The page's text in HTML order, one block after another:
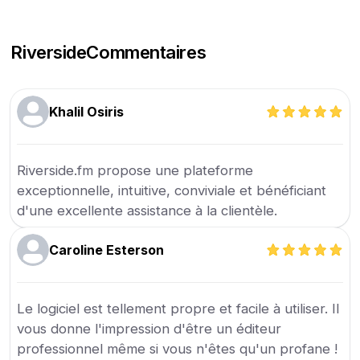
RiversideCommentaires
Khalil Osiris
Riverside.fm propose une plateforme
exceptionnelle, intuitive, conviviale et bénéficiant
d'une excellente assistance à la clientèle.
Caroline Esterson
Le logiciel est tellement propre et facile à utiliser. Il
vous donne l'impression d'être un éditeur
professionnel même si vous n'êtes qu'un profane !